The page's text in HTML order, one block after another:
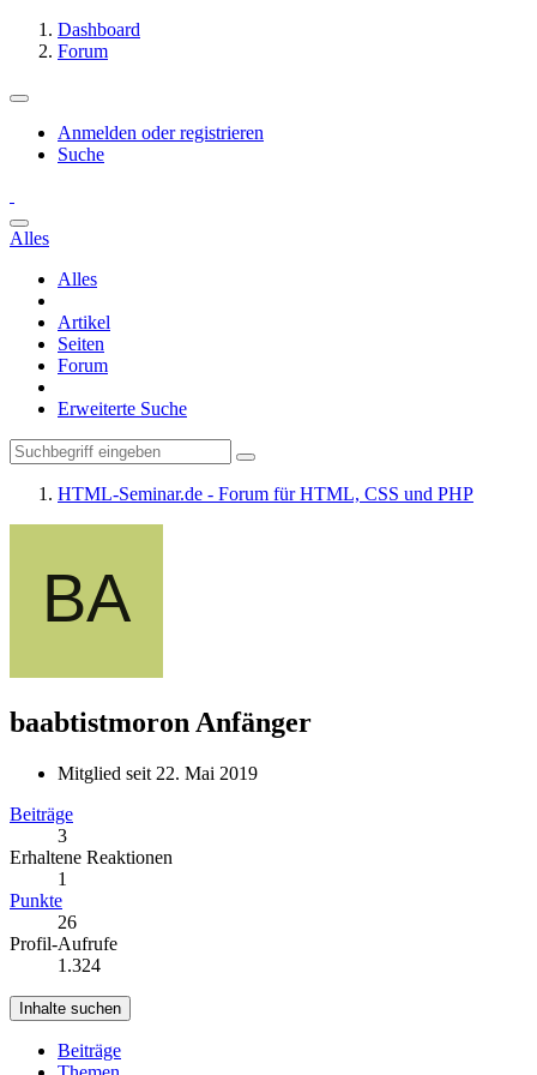
Dashboard
Forum
Anmelden oder registrieren
Suche
Alles
Alles
Artikel
Seiten
Forum
Erweiterte Suche
HTML-Seminar.de - Forum für HTML, CSS und PHP
baabtistmoron Anfänger
Mitglied seit 22. Mai 2019
Beiträge
3
Erhaltene Reaktionen
1
Punkte
26
Profil-Aufrufe
1.324
Inhalte suchen
Beiträge